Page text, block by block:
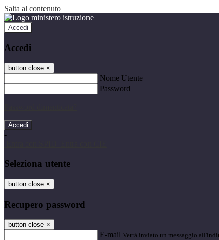
Salta al contenuto
Accedi
Accedi
button close ×
Nome Utente
Password
-
Seleziona utente
button close ×
Recupero password
button close ×
E-mail Verrà inviato un messaggio